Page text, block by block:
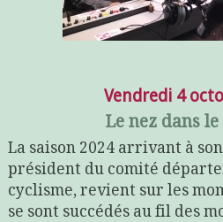
Vendredi 4
Le nez dans
La saison 2024 arrivant à
président du comité
cyclisme, revient sur les
se sont succédés au fil des